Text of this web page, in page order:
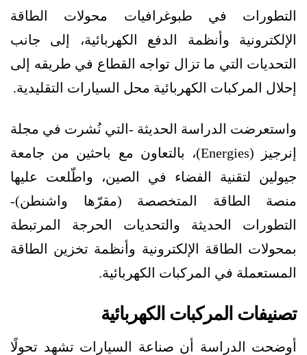
التطورات في طبوغرافيات محولات الطاقة
الإلكترونية وأنظمة الدفع الكهربائية، إلى جانب
التحديات التي ما تزال تواجه القطاع في طريقه إلى
إحلال المركبات الكهربائية محل السيارات التقليدية.
واستعرضت الدراسة الحديثة -التي نُشرت في مجلة
إنرجيز (Energies)، بالتعاون مع باحثين من جامعة
جيولين لتقنية الفضاء في الصين، واطّلعت عليها
منصة الطاقة المتخصصة (مقرّها واشنطن)-
التطورات الحديثة والتحديات الحرجة المرتبطة
بمحولات الطاقة الإلكترونية وأنظمة تخزين الطاقة
المستعملة في المركبات الكهربائية.
تصنيفات المركبات الكهربائية
أوضحت الدراسة أن صناعة السيارات تشهد تحولًا